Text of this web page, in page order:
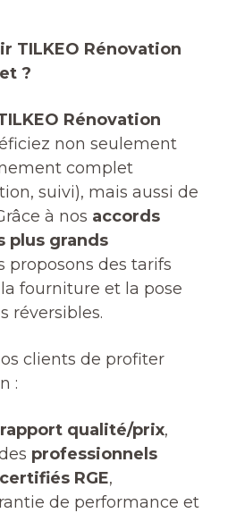
TILKEO Rénovation
?
Rénovation
non seulement
complet
suivi), mais aussi de
à nos accords
plus grands
proposons des tarifs
fourniture et la pose
réversibles.
clients de profiter
:
qualité/prix,
professionnels
RGE,
de performance et